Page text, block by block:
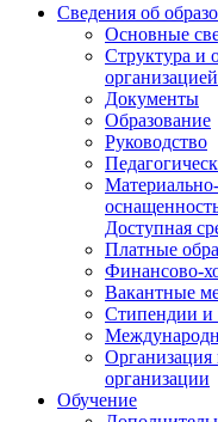
Сведения об
Основные
Структура и
организацией
Документы
Образование
Руководство
Доступная
Платные
Финансово-
Вакантные
Стипендии и
Организация
организации
Обучение